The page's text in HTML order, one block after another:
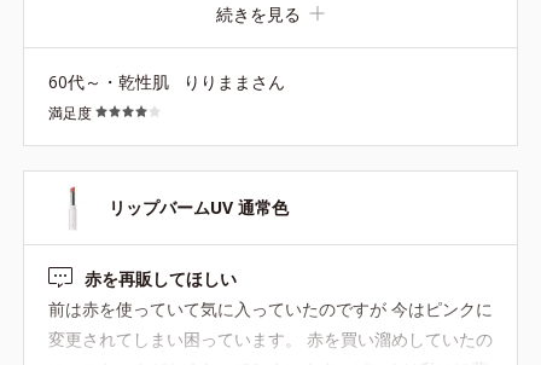
さっとつけて口紅ほど気張らず、でも口元に色味を加えて
顔がパッと明るくなり、お気に入りでした。
続きを見る
60代～・乾性肌 りりままさん
満足度
リップバームUV 通常色
赤を再販してほしい
前は赤を使っていて気に入っていたのですが 今はピンクに
変更されてしまい困っています。 赤を買い溜めしていたの